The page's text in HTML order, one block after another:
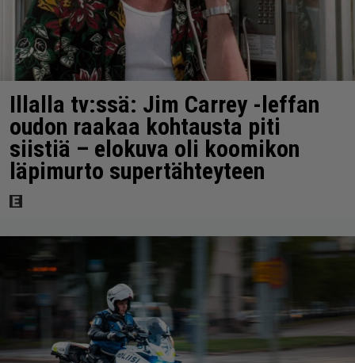
Illalla tv:ssä: Jim Carrey -leffan
oudon raakaa kohtausta piti
siistiä – elokuva oli koomikon
läpimurto supertähteyteen